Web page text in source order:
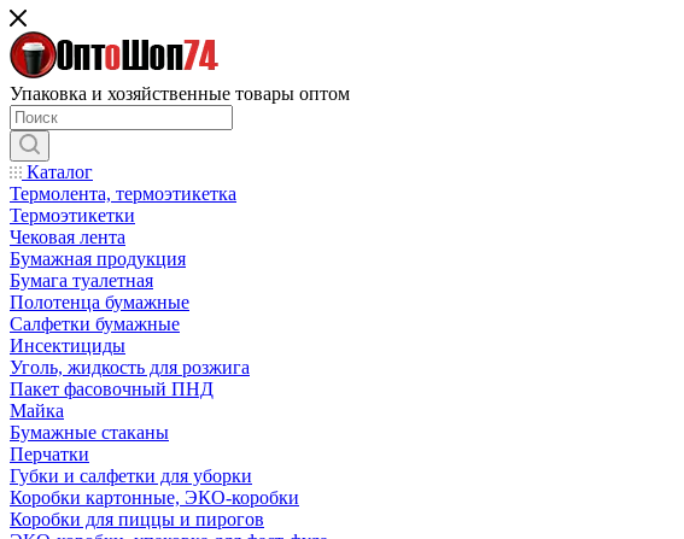
Упаковка и хозяйственные товары оптом
Каталог
Термолента, термоэтикетка
Термоэтикетки
Чековая лента
Бумажная продукция
Бумага туалетная
Полотенца бумажные
Салфетки бумажные
Инсектициды
Уголь, жидкость для розжига
Пакет фасовочный ПНД
Майка
Бумажные стаканы
Перчатки
Губки и салфетки для уборки
Коробки картонные, ЭКО-коробки
Коробки для пиццы и пирогов